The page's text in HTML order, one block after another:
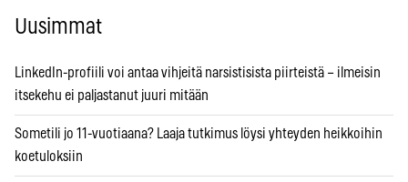
Uusimmat
LinkedIn-profiili voi antaa vihjeitä narsistisista piirteistä – ilmeisin
itsekehu ei paljastanut juuri mitään
Sometili jo 11-vuotiaana? Laaja tutkimus löysi yhteyden heikkoihin
koetuloksiin